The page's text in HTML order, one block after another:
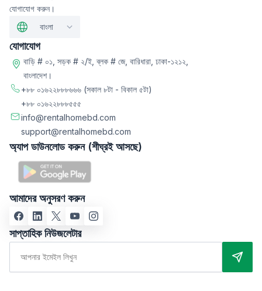
যোগাযোগ করুন।
বাংলা
যোগাযোগ
বাড়ি # ০১, সড়ক # ২/ই, ব্লক # জে, বারিধারা, ঢাকা-১২১২,
বাংলাদেশ।
+৮৮ ০১৬২২৮৮৮৬৬৬ (সকাল ৮টা - বিকাল ৫টা)
+৮৮ ০১৬২২৮৮৮৫৫৫
info@rentalhomebd.com
support@rentalhomebd.com
অ্যাপ ডাউনলোড করুন (শীঘ্রই আসছে)
আমাদের অনুসরণ করুন
সাপ্তাহিক নিউজলেটার